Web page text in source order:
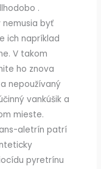
.
nemusia byť
ich napríklad
V takom
ho znova
nepoužívaný
vankúšik a
mieste.
aletrín patrí
pyretrínu